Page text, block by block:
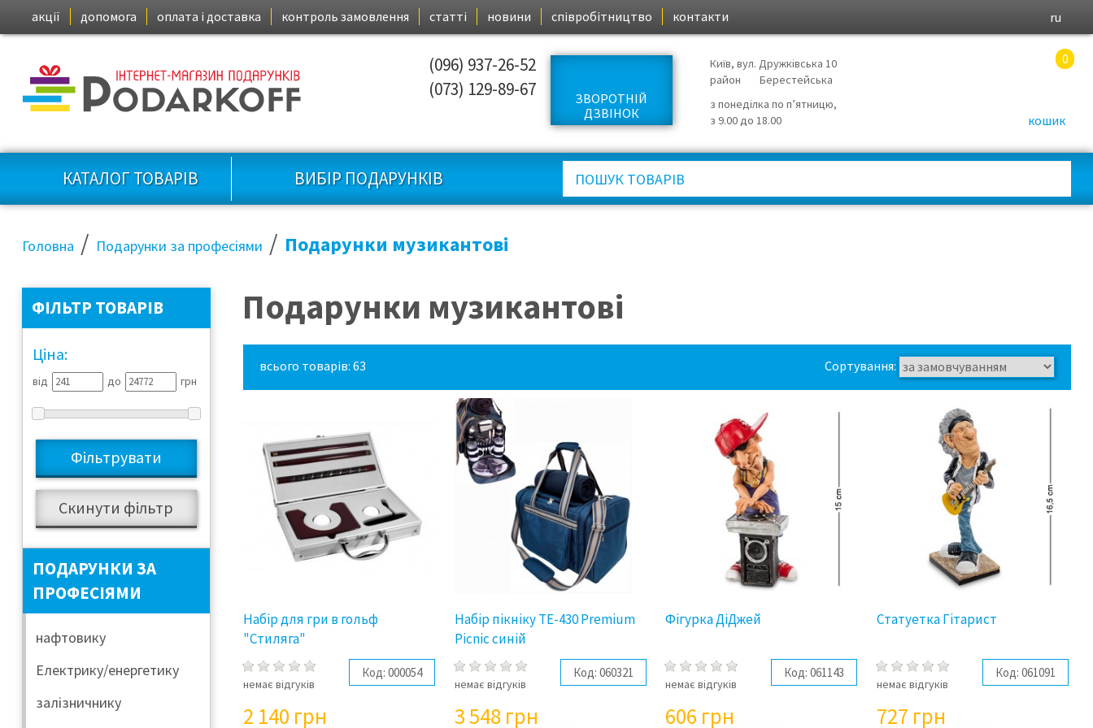
акції допомога оплата і доставка контроль замовлення статті новини співробітництво контакти ru
(096) 937-26-52
(073) 129-89-67
ЗВОРОТНІЙ
ДЗВІНОК
Київ, вул. Дружківська 10
район
Берестейська
з понеділка по п’ятницю,
з 9.00 до 18.00
0
кошик
КАТАЛОГ ТОВАРІВ ВИБІР ПОДАРУНКІВ
Головна / Подарунки за професіями / Подарунки музикантові
ФІЛЬТР ТОВАРІВ
Ціна:
від до грн
ПОДАРУНКИ ЗА
ПРОФЕСІЯМИ
нафтовику
Електрику/енергетику
залізничнику
Подарунки музикантові
всього товарів: 63 Сортування:
Набір для гри в гольф
"Стиляга"
немає відгуків
Код: 000054
2 140 грн
Набір пікніку TE-430 Premium
Picnic синій
немає відгуків
Код: 060321
3 548 грн
Фігурка ДіДжей
немає відгуків
Код: 061143
606 грн
Статуетка Гітарист
немає відгуків
Код: 061091
727 грн